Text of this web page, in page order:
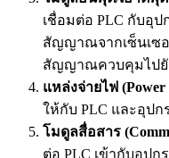
เชื่อมต่อ PLC กับอุ
สัญญาณจากเซ็นเซ
สัญญาณควบคุมไปยั
แหล่งจ่ายไฟ (Power
ให้กับ PLC และอุปก
โมดูลสื่อสาร
ต่อ PLC เข้ากับอุปก